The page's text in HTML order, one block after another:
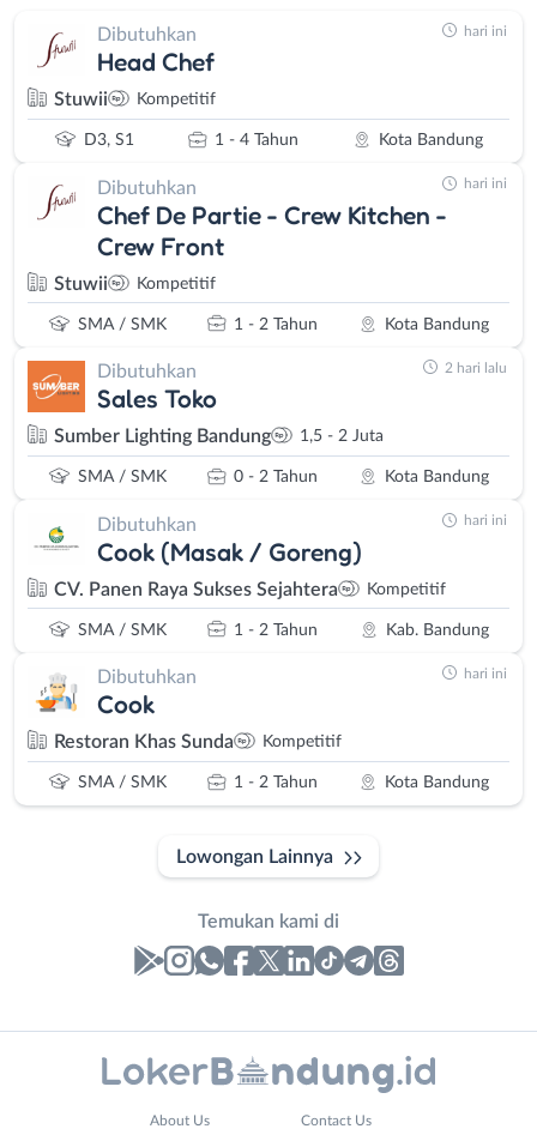
Dibutuhkan
Head Chef
Stuwii Kompetitif
D3, S1 1 - 4 Tahun Kota Bandung
hari ini
Dibutuhkan
Chef De Partie - Crew Kitchen -
Crew Front
Stuwii Kompetitif
SMA / SMK 1 - 2 Tahun Kota Bandung
hari ini
Dibutuhkan
Sales Toko
Sumber Lighting Bandung 1,5 - 2 Juta
SMA / SMK 0 - 2 Tahun Kota Bandung
2 hari lalu
Dibutuhkan
Cook (Masak / Goreng)
CV. Panen Raya Sukses Sejahtera Kompetitif
SMA / SMK 1 - 2 Tahun Kab. Bandung
hari ini
Dibutuhkan
Cook
Restoran Khas Sunda Kompetitif
SMA / SMK 1 - 2 Tahun Kota Bandung
hari ini
Lowongan Lainnya
Temukan kami di
Lowongan
About Us Contact Us